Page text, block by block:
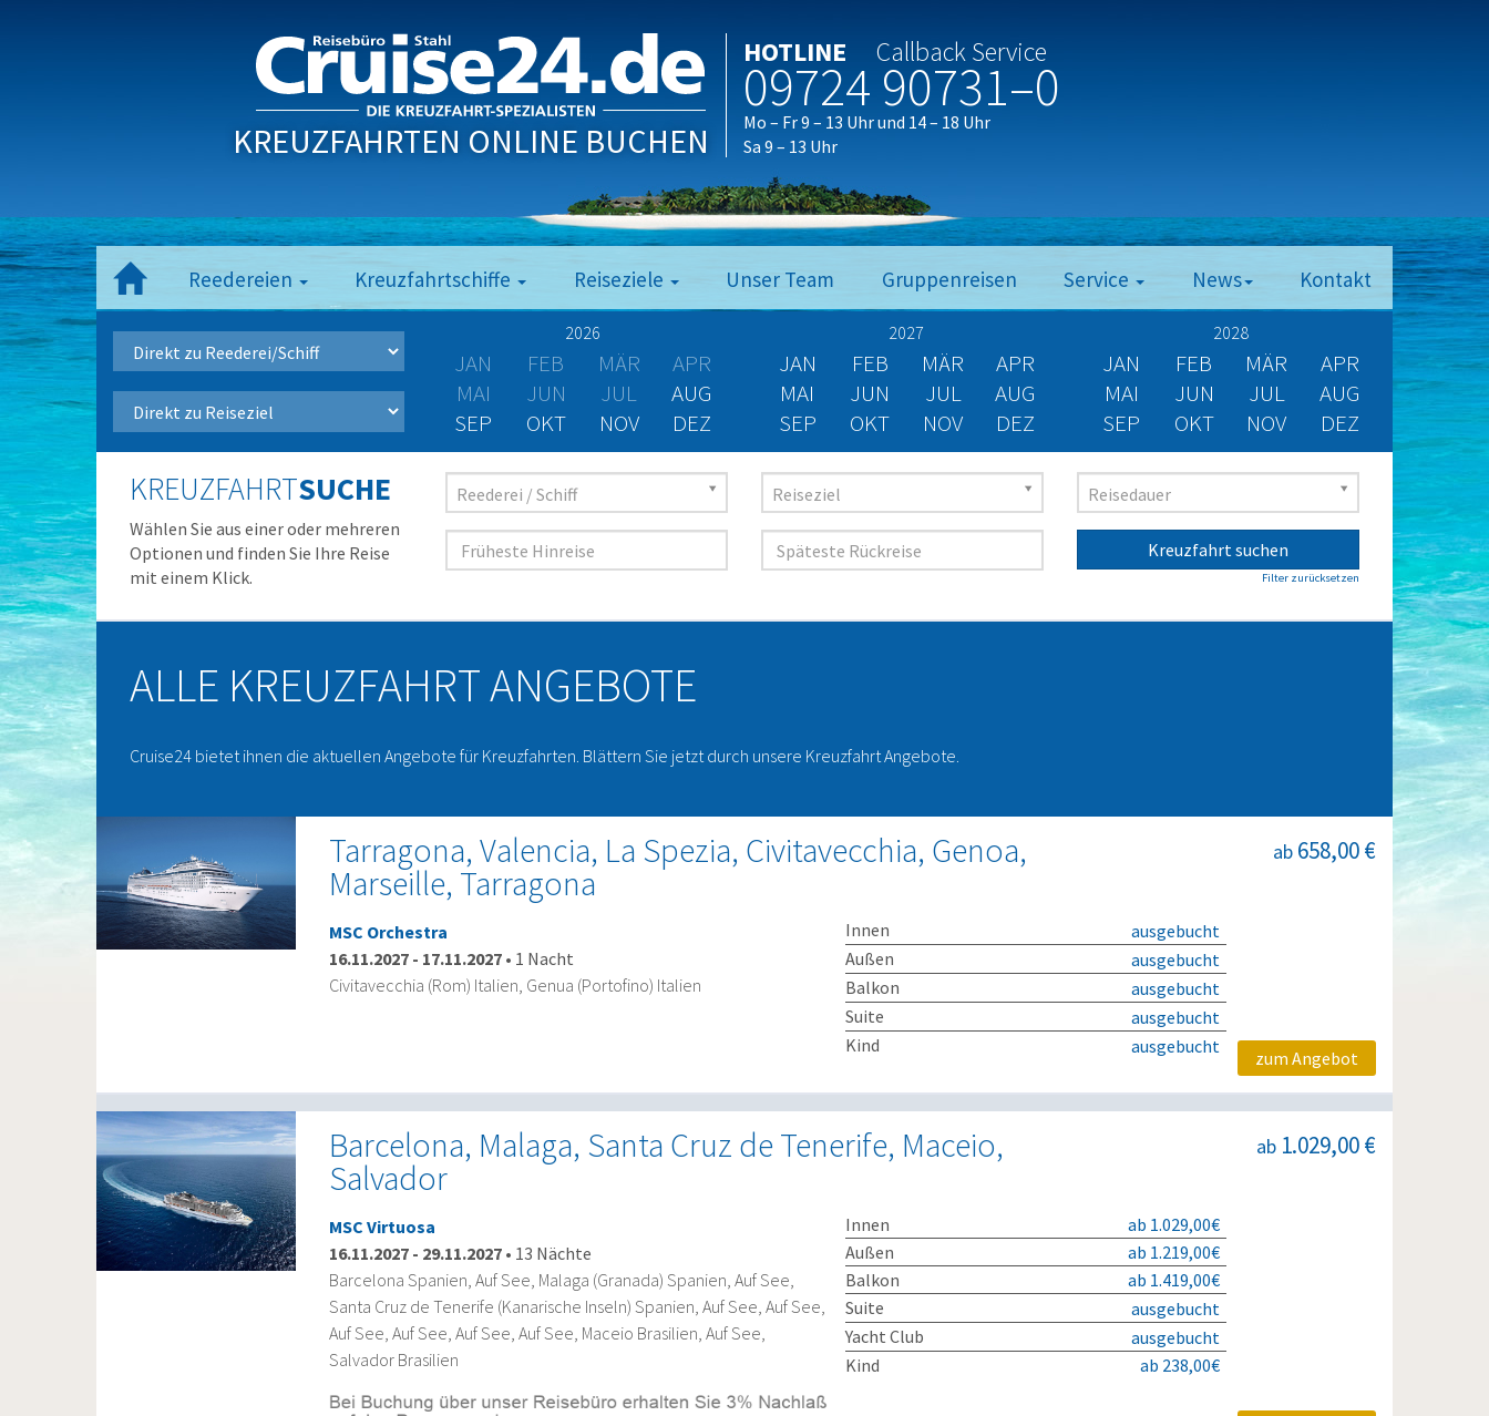
KREUZFAHRTEN ONLINE BUCHEN
HOTLINE Callback Service
09724 90731–0
Mo – Fr 9 – 13 Uhr und 14 – 18 Uhr
Sa 9 – 13 Uhr
Reedereien Kreuzfahrtschiffe Reiseziele Unser Team Gruppenreisen Service News Kontakt
2026
JAN FEB MÄR
APR
MAI
JUN JUL
AUG
SEP
OKT NOV DEZ
2027
JAN FEB MÄR
APR
MAI
JUN JUL
AUG
SEP
OKT NOV DEZ
2028
JAN FEB MÄR
APR
MAI
JUN JUL
AUG
SEP
OKT NOV DEZ
KREUZFAHRTSUCHE
Wählen Sie aus einer oder mehreren
Optionen und finden Sie Ihre Reise
mit einem Klick.
Reederei / Schiff Reiseziel Reisedauer
Kreuzfahrt suchen
Filter zurücksetzen
ALLE KREUZFAHRT ANGEBOTE
Cruise24 bietet ihnen die aktuellen Angebote für Kreuzfahrten. Blättern Sie jetzt durch unsere Kreuzfahrt Angebote.
Tarragona, Valencia, La Spezia, Civitavecchia, Genoa,
Marseille, Tarragona
ab 658,00 €
MSC Orchestra
16.11.2027 - 17.11.2027 • 1 Nacht
Civitavecchia (Rom) Italien, Genua (Portofino) Italien
Innen
ausgebucht
Außen
ausgebucht
Balkon
ausgebucht
Suite
ausgebucht
Kind
ausgebucht
zum Angebot
Barcelona, Malaga, Santa Cruz de Tenerife, Maceio,
Salvador
ab 1.029,00 €
MSC Virtuosa
16.11.2027 - 29.11.2027 • 13 Nächte
Barcelona Spanien, Auf See, Malaga (Granada) Spanien, Auf See,
Santa Cruz de Tenerife (Kanarische Inseln) Spanien, Auf See, Auf See,
Auf See, Auf See, Auf See, Auf See, Maceio Brasilien, Auf See,
Salvador Brasilien
Innen
ab 1.029,00€
Außen
ab 1.219,00€
Balkon
ab 1.419,00€
Suite
ausgebucht
Yacht Club
ausgebucht
Kind
ab 238,00€